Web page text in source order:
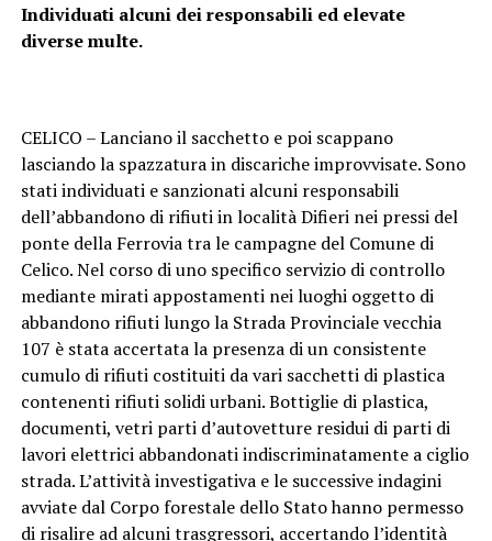
Individuati alcuni dei responsabili ed elevate
diverse multe.
CELICO – Lanciano il sacchetto e poi scappano
lasciando la spazzatura in discariche improvvisate. Sono
stati individuati e sanzionati alcuni responsabili
dell’abbandono di rifiuti in località Difieri nei pressi del
ponte della Ferrovia tra le campagne del Comune di
Celico. Nel corso di uno specifico servizio di controllo
mediante mirati appostamenti nei luoghi oggetto di
abbandono rifiuti lungo la Strada Provinciale vecchia
107 è stata accertata la presenza di un consistente
cumulo di rifiuti costituiti da vari sacchetti di plastica
contenenti rifiuti solidi urbani. Bottiglie di plastica,
documenti, vetri parti d’autovetture residui di parti di
lavori elettrici abbandonati indiscriminatamente a ciglio
strada. L’attività investigativa e le successive indagini
avviate dal Corpo forestale dello Stato hanno permesso
di risalire ad alcuni trasgressori, accertando l’identità